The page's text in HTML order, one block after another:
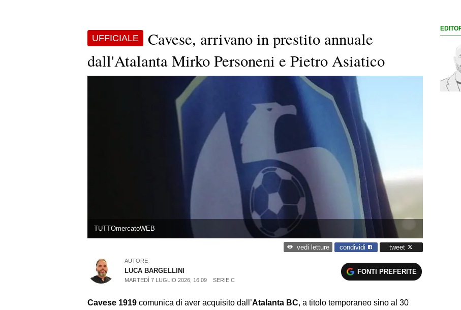
UFFICIALE
Cavese, arrivano in prestito annuale
dall'Atalanta Mirko Personeni e Pietro Asiatico
TUTTOmercatoWEB
vedi letture condividi tweet
AUTORE
LUCA BARGELLINI
MARTEDÌ 7 LUGLIO 2026, 16:09 SERIE C
FONTI PREFERITE
Cavese 1919 comunica di aver acquisito dall’Atalanta BC, a titolo temporaneo sino al 30